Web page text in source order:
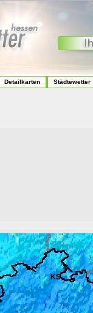
Detailkarten Städtewetter